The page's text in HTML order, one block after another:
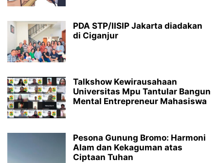
PDA STP/IISIP Jakarta diadakan
di Ciganjur
Talkshow Kewirausahaan
Universitas Mpu Tantular Bangun
Mental Entrepreneur Mahasiswa
Pesona Gunung Bromo: Harmoni
Alam dan Kekaguman atas
Ciptaan Tuhan